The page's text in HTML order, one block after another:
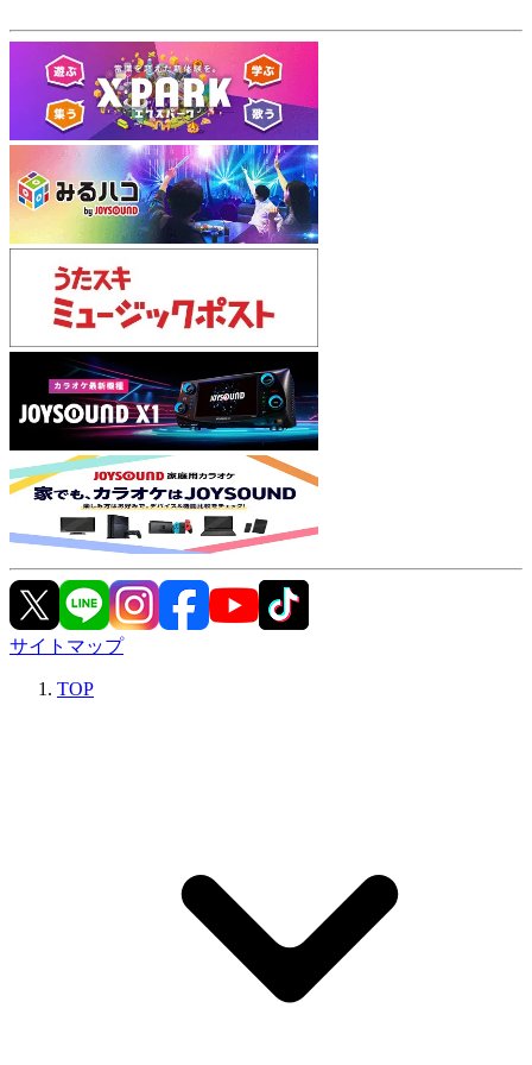
サイトマップ
TOP